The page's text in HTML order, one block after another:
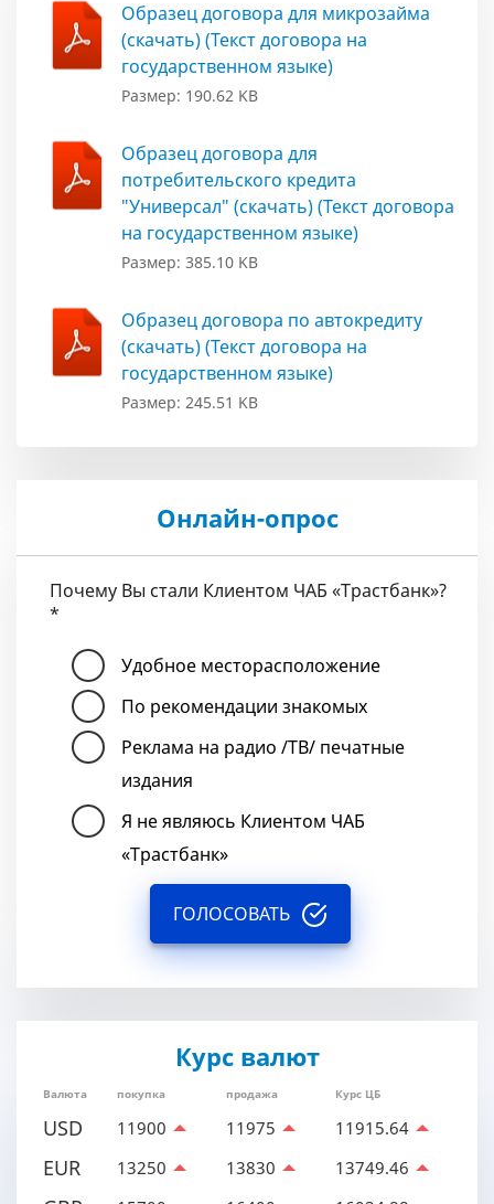
Образец договора для микрозайма
(скачать) (Текст договора на
государственном языке)
Размер: 190.62 KB
Образец договора для
потребительского кредита
"Универсал" (скачать) (Текст договора
на государственном языке)
Размер: 385.10 KB
Образец договора по автокредиту
(скачать) (Текст договора на
государственном языке)
Размер: 245.51 KB
Онлайн-опрос
Почему Вы стали Клиентом ЧАБ «Трастбанк»?
*
Удобное месторасположение
По рекомендации знакомых
Реклама на радио /ТВ/ печатные
издания
Я не являюсь Клиентом ЧАБ
«Трастбанк»
ГОЛОСОВАТЬ
Курс валют
Валюта покупка продажа Курс ЦБ
USD 11900 11975 11915.64
EUR 13250 13830 13749.46